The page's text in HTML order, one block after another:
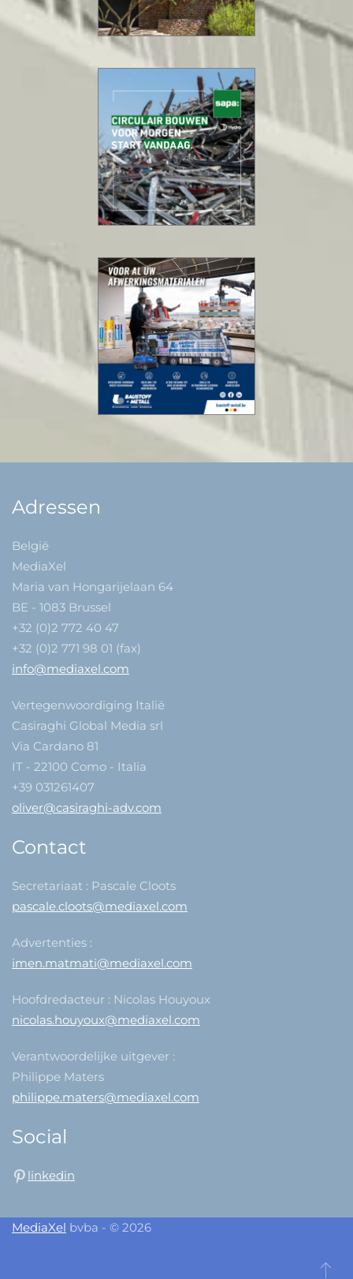
Adressen
België
MediaXel
Maria van Hongarijelaan 64
BE - 1083 Brussel
+32 (0)2 772 40 47
+32 (0)2 771 98 01 (fax)
info@mediaxel.com
Vertegenwoordiging Italië
Casiraghi Global Media srl
Via Cardano 81
IT - 22100 Como - Italia
+39 031261407
oliver@casiraghi-adv.com
Contact
Secretariaat : Pascale Cloots
pascale.cloots@mediaxel.com
Advertenties :
imen.matmati@mediaxel.com
Hoofdredacteur : Nicolas Houyoux
nicolas.houyoux@mediaxel.com
Verantwoordelijke uitgever :
Philippe Maters
philippe.maters@mediaxel.com
Social
linkedin
MediaXel bvba - © 2026